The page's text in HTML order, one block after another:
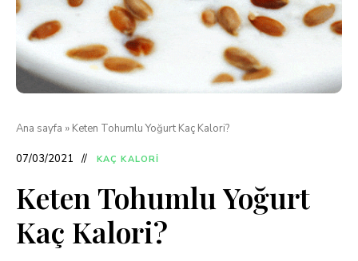
Ana sayfa » Keten Tohumlu Yoğurt Kaç Kalori?
07/03/2021 KAÇ KALORI
Keten Tohumlu Yoğurt
Kaç Kalori?